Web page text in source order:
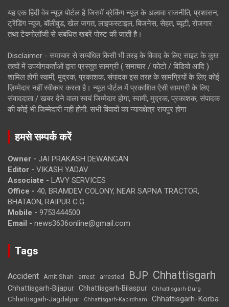
यह एक हिंदी वेब न्यूज़ पोर्टल है जिसमें ब्रेकिंग न्यूज़ के अलावा राजनीति, प्रशासन,
ट्रेंडिंग न्यूज, बॉलीवुड, खेल जगत, लाइफस्टाइल, बिजनेस, सेहत, ब्यूटी, रोजगार
तथा टेक्नोलॉजी से संबंधित खबरें पोस्ट की जाती है।
Disclaimer - समाचार से सम्बंधित किसी भी तरह के विवाद के लिए साइट के कुछ
तत्वों में उपयोगकर्ताओं द्वारा प्रस्तुत सामग्री ( समाचार / फोटो / विडियो आदि )
शामिल होगी स्वामी, मुद्रक, प्रकाशक, संपादक इस तरह के सामग्रियों के लिए कोई
ज़िम्मेदार नहीं स्वीकार करता है। न्यूज़ पोर्टल में प्रकाशित ऐसी सामग्री के लिए
संवाददाता / खबर देने वाला स्वयं जिम्मेदार होगा, स्वामी, मुद्रक, प्रकाशक, संपादक
की कोई भी जिम्मेदारी नहीं होगी. सभी विवादों का न्यायक्षेत्र रायपुर होगा
हमसे सम्पर्क करें
Owner - JAI PRAKASH DEWANGAN
Editor - VIKASH YADAV
Associate - LAVY SERVICES
Office - 40, BRAMDEV COLONY, NEAR SAPNA TRACTOR,
BHATAON, RAIPUR C.G.
Mobile - 9753444500
Email - news3636online@gmail.com
Tags
Accident Amit Shah arrest arrested BJP Chhattisgarh
Chhattisgarh-Bijapur Chhattisgarh-Bilaspur Chhattisgarh-Durg
Chhattisgarh-Jagdalpur Chhattisgarh-Kabirdham Chhattisgarh-Korba